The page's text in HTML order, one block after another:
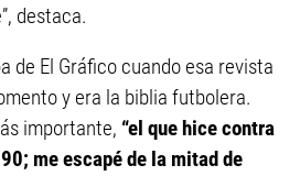
destaca.
de El Gráfico cuando esa revista
y era la biblia futbolera.
importante, “el que hice contra
me escapé de la mitad de